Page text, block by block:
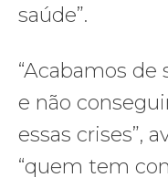
saúde”.
“Acabamos
e não
essas crises”,
“quem tem